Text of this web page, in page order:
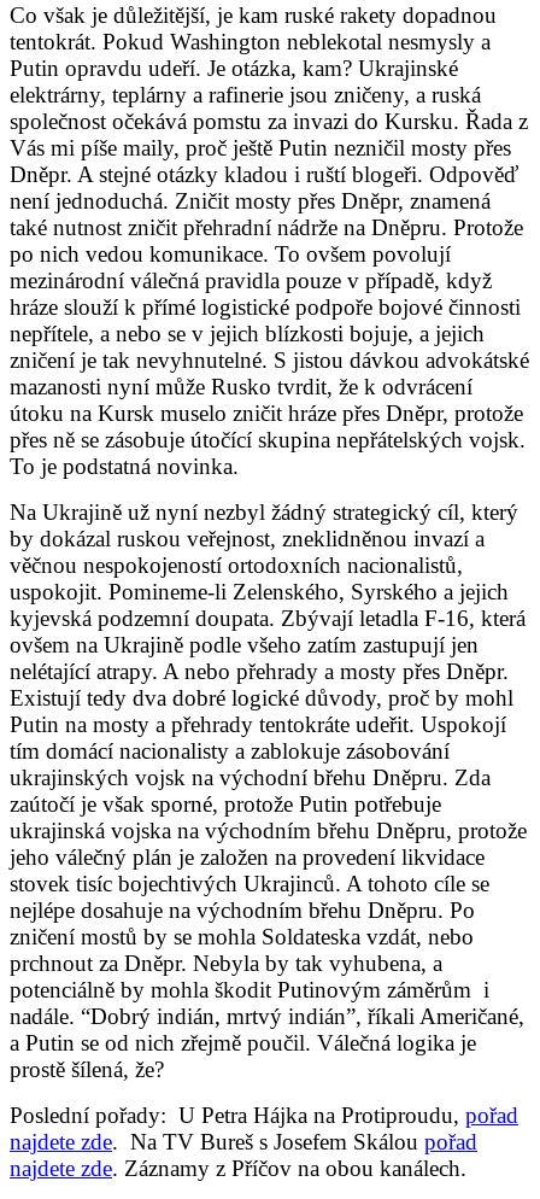
Co však je důležitější, je kam ruské rakety dopadnou
tentokrát. Pokud Washington neblekotal nesmysly a
Putin opravdu udeří. Je otázka, kam? Ukrajinské
elektrárny, teplárny a rafinerie jsou zničeny, a ruská
společnost očekává pomstu za invazi do Kursku. Řada z
Vás mi píše maily, proč ještě Putin nezničil mosty přes
Dněpr. A stejné otázky kladou i ruští blogeři. Odpověď
není jednoduchá. Zničit mosty přes Dněpr, znamená
také nutnost zničit přehradní nádrže na Dněpru. Protože
po nich vedou komunikace. To ovšem povolují
mezinárodní válečná pravidla pouze v případě, když
hráze slouží k přímé logistické podpoře bojové činnosti
nepřítele, a nebo se v jejich blízkosti bojuje, a jejich
zničení je tak nevyhnutelné. S jistou dávkou advokátské
mazanosti nyní může Rusko tvrdit, že k odvrácení
útoku na Kursk muselo zničit hráze přes Dněpr, protože
přes ně se zásobuje útočící skupina nepřátelských vojsk.
To je podstatná novinka.
Na Ukrajině už nyní nezbyl žádný strategický cíl, který
by dokázal ruskou veřejnost, zneklidněnou invazí a
věčnou nespokojeností ortodoxních nacionalistů,
uspokojit. Pomineme-li Zelenského, Syrského a jejich
kyjevská podzemní doupata. Zbývají letadla F-16, která
ovšem na Ukrajině podle všeho zatím zastupují jen
nelétající atrapy. A nebo přehrady a mosty přes Dněpr.
Existují tedy dva dobré logické důvody, proč by mohl
Putin na mosty a přehrady tentokráte udeřit. Uspokojí
tím domácí nacionalisty a zablokuje zásobování
ukrajinských vojsk na východní břehu Dněpru. Zda
zaútočí je však sporné, protože Putin potřebuje
ukrajinská vojska na východním břehu Dněpru, protože
jeho válečný plán je založen na provedení likvidace
stovek tisíc bojechtivých Ukrajinců. A tohoto cíle se
nejlépe dosahuje na východním břehu Dněpru. Po
zničení mostů by se mohla Soldateska vzdát, nebo
prchnout za Dněpr. Nebyla by tak vyhubena, a
potenciálně by mohla škodit Putinovým záměrům i
nadále. “Dobrý indián, mrtvý indián”, říkali Američané,
a Putin se od nich zřejmě poučil. Válečná logika je
prostě šílená, že?
Poslední pořady: U Petra Hájka na Protiproudu, pořad
najdete zde. Na TV Bureš s Josefem Skálou pořad
najdete zde. Záznamy z Příčov na obou kanálech.